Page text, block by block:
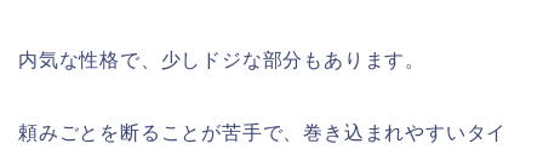
内気な性格で、少しドジな部分もあります。
頼みごとを断ることが苦手で、巻き込まれやすいタイ